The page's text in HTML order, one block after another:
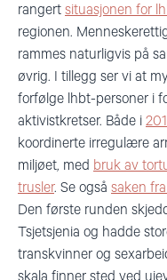
rangert situasjonen for
regionen.
rammes naturligvis på
øvrig. I tillegg ser vi at
forfølge lhbt-personer i
aktivistkretser. Både i
koordinerte irregulære
miljøet, med bruk av
trusler. Se også saken
Den første runden
Tsjetsjenia og hadde
transkvinner og